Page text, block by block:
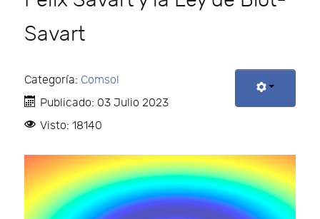
Savart
Categoría: Comsol
Publicado: 03 Julio 2023
Visto: 18140